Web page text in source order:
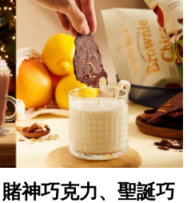
神巧克力、聖誕巧